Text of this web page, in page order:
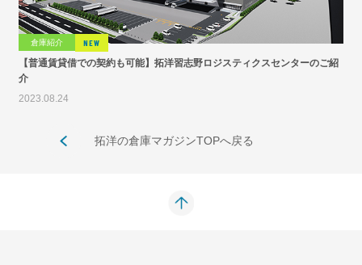
倉庫紹介 NEW
【普通賃貸借での契約も可能】拓洋習志野ロジスティクスセンターのご紹
介
2023.08.24
拓洋の倉庫マガジンTOPへ戻る